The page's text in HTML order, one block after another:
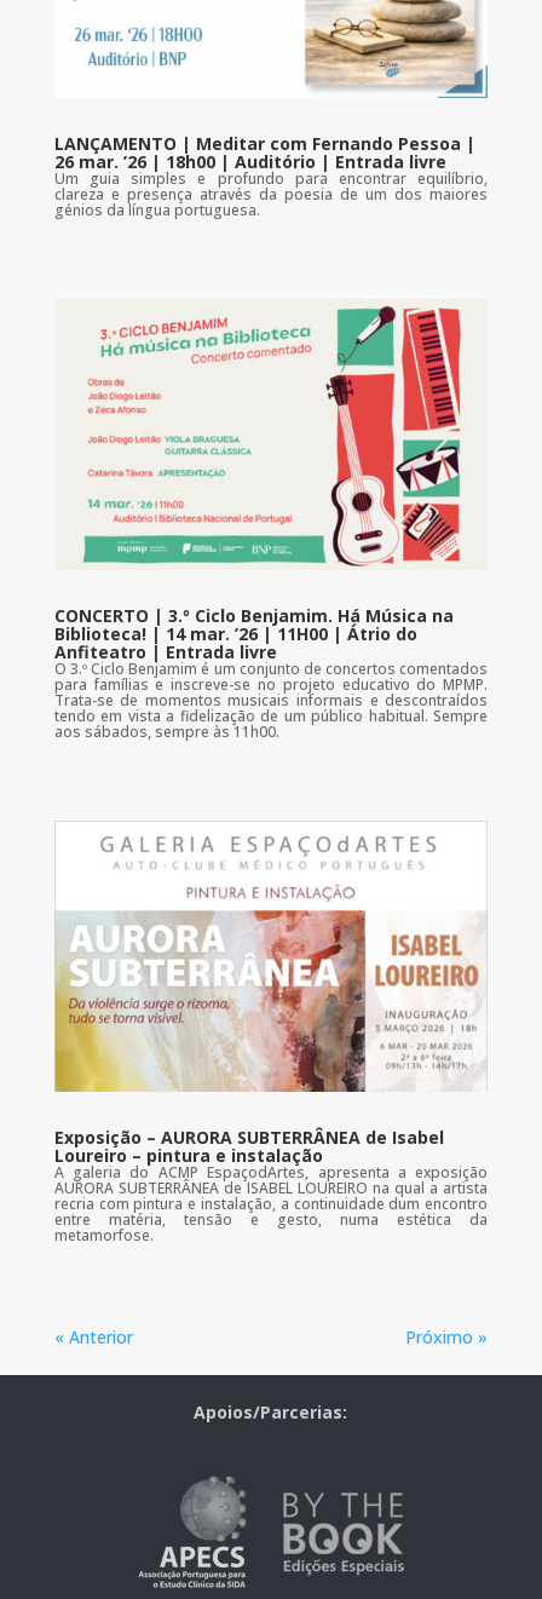
LANÇAMENTO | Meditar com Fernando Pessoa |
26 mar. ’26 | 18h00 | Auditório | Entrada livre
Um guia simples e profundo para encontrar equilíbrio,
clareza e presença através da poesia de um dos maiores
génios da língua portuguesa.
CONCERTO | 3.º Ciclo Benjamim. Há Música na
Biblioteca! | 14 mar. ’26 | 11H00 | Átrio do
Anfiteatro | Entrada livre
O 3.º Ciclo Benjamim é um conjunto de concertos comentados
para famílias e inscreve-se no projeto educativo do MPMP.
Trata-se de momentos musicais informais e descontraídos
tendo em vista a fidelização de um público habitual. Sempre
aos sábados, sempre às 11h00.
Exposição – AURORA SUBTERRÂNEA de Isabel
Loureiro – pintura e instalação
A galeria do ACMP EspaçodArtes, apresenta a exposição
AURORA SUBTERRÂNEA de ISABEL LOUREIRO na qual a artista
recria com pintura e instalação, a continuidade dum encontro
entre matéria, tensão e gesto, numa estética da
metamorfose.
« Anterior Próximo »
Apoios/Parcerias: